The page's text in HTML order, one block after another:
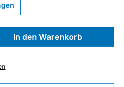
Gib den
In den Warenkorb